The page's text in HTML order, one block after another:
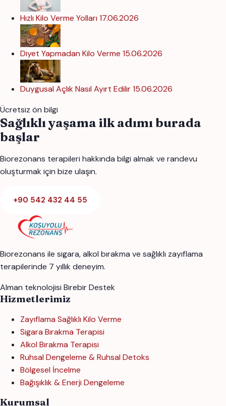
Hızlı Kilo Verme Yolları 17.06.2026
Diyet Yapmadan Kilo Verme 15.06.2026
Duygusal Açlık Nasıl Ayırt Edilir15.06.2026
Ücretsiz ön bilgi
Sağlıklı yaşama ilk adımı burada
başlar
Biorezonans terapileri hakkında bilgi almak ve randevu
oluşturmak için bize ulaşın.
+90 542 432 44 55
Biorezonans ile sigara, alkol bırakma ve sağlıklı zayıflama
terapilerinde 7 yıllık deneyim.
Alman teknolojisi Birebir Destek
Hizmetlerimiz
Zayıflama Sağlıklı Kilo Verme
Sigara Bırakma Terapisi
Alkol Bırakma Terapisi
Ruhsal Dengeleme & Ruhsal Detoks
Bölgesel İncelme
Bağışıklık & Enerji Dengeleme
Kurumsal